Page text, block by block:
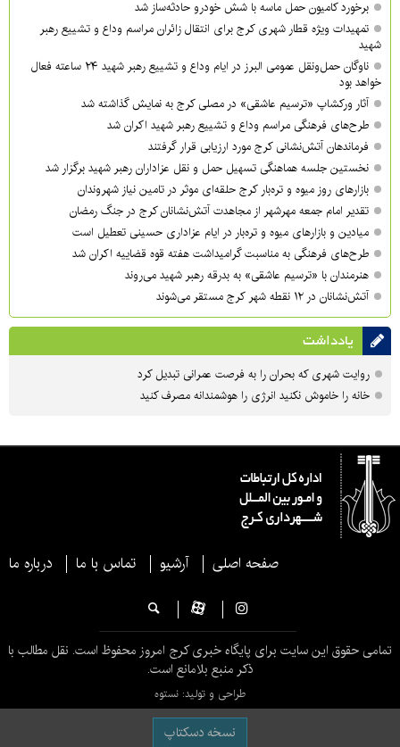
برخورد کامیون حمل ماسه با شش خودرو حادثه‌ساز شد
تمهیدات ویژه قطار شهری کرج برای انتقال زائران مراسم وداع و تشییع رهبر
شهید
ناوگان حمل‌ونقل عمومی البرز در ایام وداع و تشییع رهبر شهید ۲۴ ساعته فعال
خواهد بود
آثار ورکشاپ «ترسیم عاشقی» در مصلی کرج به نمایش گذاشته شد
طرح‌های فرهنگی مراسم وداع و تشییع رهبر شهید اکران شد
فرماندهان آتش‌نشانی کرج مورد ارزیابی قرار گرفتند
نخستین جلسه هماهنگی تسهیل حمل و نقل عزاداران رهبر شهید برگزار شد
بازارهای روز میوه و تره‌بار کرج حلقه‌ای موثر در تامین نیاز شهروندان
تقدیر امام جمعه مهرشهر از مجاهدت آتش‌نشانان کرج در جنگ رمضان
میادین و بازارهای میوه و تره‌بار در ایام عزاداری حسینی تعطیل است
طرح‌های فرهنگی به مناسبت گرامیداشت هفته قوه قضاییه اکران شد
هنرمندان با «ترسیم عاشقی» به بدرقه رهبر شهید می‌روند
آتش‌نشانان در ۱۲ نقطه شهر کرج مستقر می‌شوند
یادداشت
روایت شهری که بحران را به فرصت عمرانی تبدیل کرد
خانه را خاموش نکنید انرژی را هوشمندانه مصرف کنید
صفحه اصلی آرشیو تماس با ما درباره ما
تمامی حقوق این سایت برای پایگاه خبری کرج امروز محفوظ است. نقل مطالب با
ذکر منبع بلامانع است.
طراحی و تولید: نستوه
نسخه دسکتاپ